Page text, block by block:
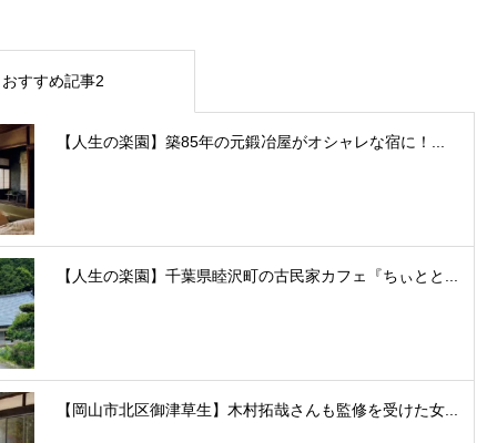
おすすめ記事2
【人生の楽園】築85年の元鍛冶屋がオシャレな宿に！...
【人生の楽園】千葉県睦沢町の古民家カフェ『ちぃとと...
【岡山市北区御津草生】木村拓哉さんも監修を受けた女...